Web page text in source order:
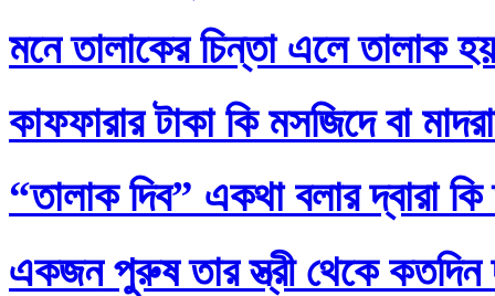
মনে তালাকের চিন্তা এলে তালাক
কাফফারার টাকা কি মসজিদে বা
“তালাক দিব” একথা বলার দ্বারা
একজন পুরুষ তার স্ত্রী থেকে কতদিন